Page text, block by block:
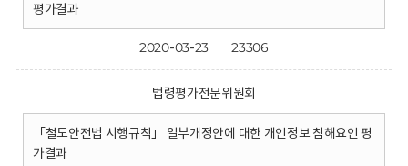
평가결과
2020-03-23 23306
법령평가전문위원회
「철도안전법 시행규칙」 일부개정안에 대한 개인정보 침해요인 평
가결과